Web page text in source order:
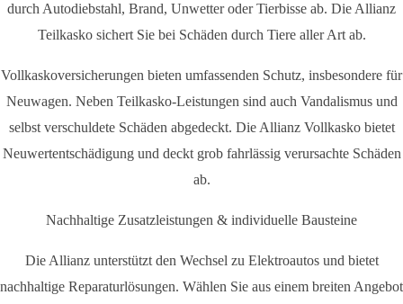
durch Autodiebstahl, Brand, Unwetter oder Tierbisse ab. Die Allianz
Teilkasko sichert Sie bei Schäden durch Tiere aller Art ab.
Vollkaskoversicherungen bieten umfassenden Schutz, insbesondere für
Neuwagen. Neben Teilkasko-Leistungen sind auch Vandalismus und
selbst verschuldete Schäden abgedeckt. Die Allianz Vollkasko bietet
Neuwertentschädigung und deckt grob fahrlässig verursachte Schäden
ab.
Nachhaltige Zusatzleistungen & individuelle Bausteine
Die Allianz unterstützt den Wechsel zu Elektroautos und bietet
nachhaltige Reparaturlösungen. Wählen Sie aus einem breiten Angebot